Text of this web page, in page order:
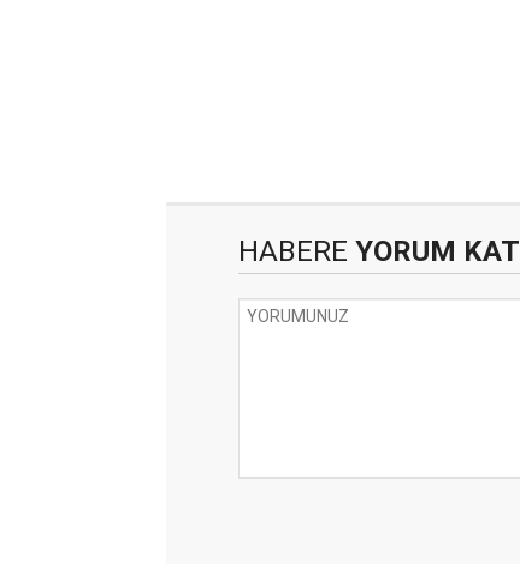
HABERE YORUM KAT